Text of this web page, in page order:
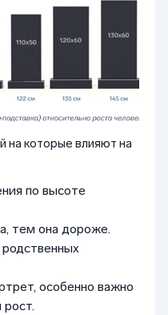
на которые влияют на
по высоте
тем она дороже.
особенно важно
рост.